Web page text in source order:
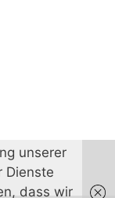
unserer
Dienste
dass wir